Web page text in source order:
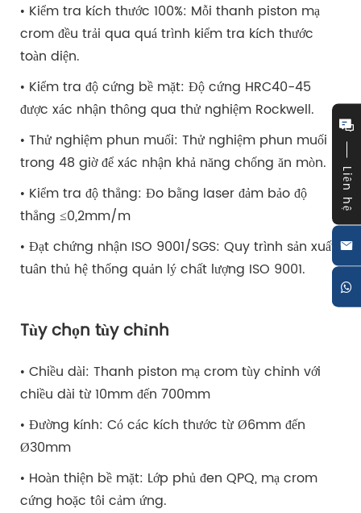
• Kiểm tra kích thước 100%: Mỗi thanh piston mạ
crom đều trải qua quá trình kiểm tra kích thước
toàn diện.
• Kiểm tra độ cứng bề mặt: Độ cứng HRC40-45
được xác nhận thông qua thử nghiệm Rockwell.
• Thử nghiệm phun muối: Thử nghiệm phun muối
trong 48 giờ để xác nhận khả năng chống ăn mòn.
• Kiểm tra độ thẳng: Đo bằng laser đảm bảo độ
thẳng ≤0,2mm/m
• Đạt chứng nhận ISO 9001/SGS: Quy trình sản xuất
tuân thủ hệ thống quản lý chất lượng ISO 9001.
Tùy chọn tùy chỉnh
• Chiều dài: Thanh piston mạ crom tùy chỉnh với
chiều dài từ 10mm đến 700mm
• Đường kính: Có các kích thước từ Ø6mm đến
Ø30mm
• Hoàn thiện bề mặt: Lớp phủ đen QPQ, mạ crom
cứng hoặc tôi cảm ứng.
Liên hệ